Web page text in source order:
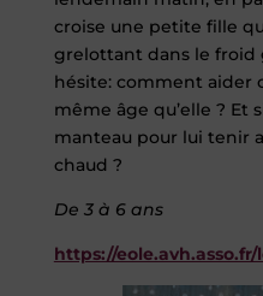
croise une petite fille
grelottant dans le froid
hésite: comment aider
même âge qu’elle ? Et
manteau pour lui tenir
chaud ?
De 3 à 6 ans
https://eole.avh.asso.fr/